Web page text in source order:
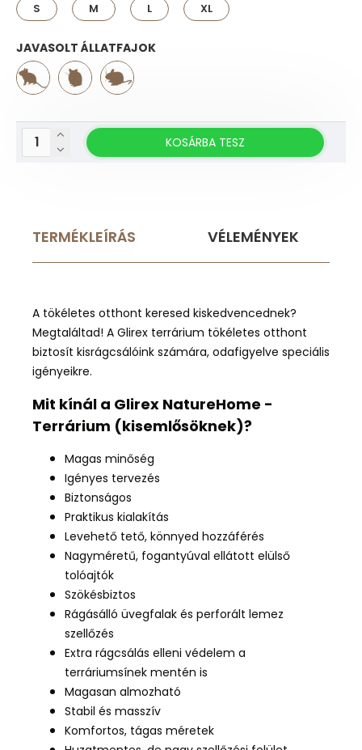
S M L XL
JAVASOLT ÁLLATFAJOK
KOSÁRBA TESZ
TERMÉKLEÍRÁS VÉLEMÉNYEK
A tökéletes otthont keresed kiskedvencednek?
Megtaláltad! A Glirex terrárium tökéletes otthont
biztosít kisrágcsálóink számára, odafigyelve speciális
igényeikre.
Mit kínál a Glirex NatureHome -
Terrárium (kisemlősöknek)?
Magas minőség
Igényes tervezés
Biztonságos
Praktikus kialakítás
Levehető tető, könnyed hozzáférés
Nagyméretű, fogantyúval ellátott elülső
tolóajtók
Szökésbiztos
Rágásálló üvegfalak és perforált lemez
szellőzés
Extra rágcsálás elleni védelem a
terráriumsínek mentén is
Magasan almozható
Stabil és masszív
Komfortos, tágas méretek